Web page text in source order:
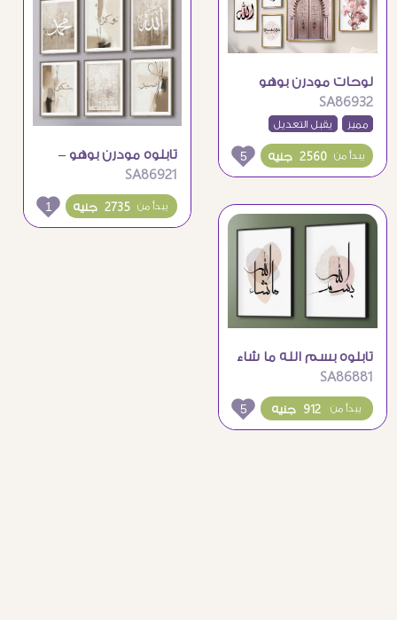
لوحات مودرن بوهو
بينك – التوكل
SA86932
مميز يقبل التعديل
2560 جنيه يبدأ من 5
تابلوه مودرن بوهو –
توكل و صبر و شكر
SA86921
2735 جنيه يبدأ من 1
تابلوه بسم الله ما شاء
الله
SA86881
912 جنيه يبدأ من 5